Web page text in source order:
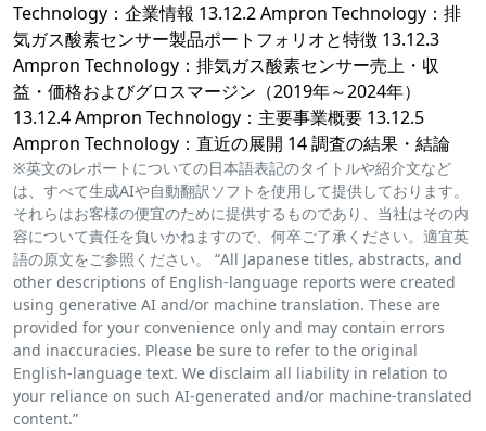
Technology：企業情報 13.12.2 Ampron Technology：排
気ガス酸素センサー製品ポートフォリオと特徴 13.12.3
Ampron Technology：排気ガス酸素センサー売上・収
益・価格およびグロスマージン（2019年～2024年）
13.12.4 Ampron Technology：主要事業概要 13.12.5
Ampron Technology：直近の展開 14 調査の結果・結論
※英文のレポートについての日本語表記のタイトルや紹介文など
は、すべて生成AIや自動翻訳ソフトを使用して提供しております。
それらはお客様の便宜のために提供するものであり、当社はその内
容について責任を負いかねますので、何卒ご了承ください。適宜英
語の原文をご参照ください。 “All Japanese titles, abstracts, and
other descriptions of English-language reports were created
using generative AI and/or machine translation. These are
provided for your convenience only and may contain errors
and inaccuracies. Please be sure to refer to the original
English-language text. We disclaim all liability in relation to
your reliance on such AI-generated and/or machine-translated
content.”